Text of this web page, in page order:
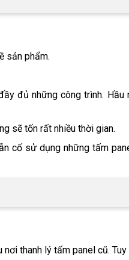
sản phẩm.
đủ những công trình. Hầu
sẽ tốn rất nhiều thời gian.
cố sử dụng những tấm
thanh lý tấm panel cũ.